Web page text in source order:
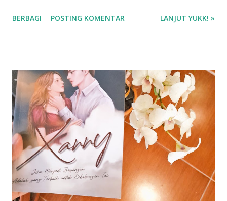
solusibuku.com ❤❤❤
BERBAGI POSTING KOMENTAR LANJUT YUKK! »